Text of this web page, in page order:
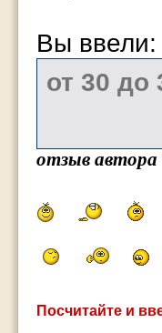
Вы
отзыв
Посчитайте и